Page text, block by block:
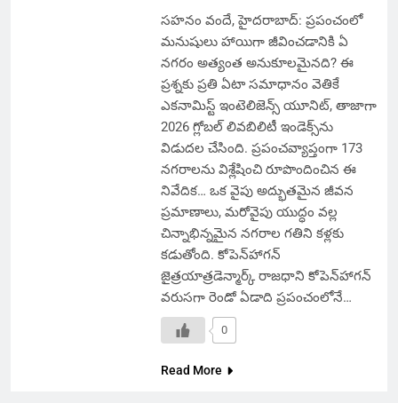
సహనం వందే, హైదరాబాద్: ప్రపంచంలో
మనుషులు హాయిగా జీవించడానికి ఏ
నగరం అత్యంత అనుకూలమైనది? ఈ
ప్రశ్నకు ప్రతి ఏటా సమాధానం వెతికే
ఎకనామిస్ట్ ఇంటెలిజెన్స్ యూనిట్, తాజాగా
2026 గ్లోబల్ లివబిలిటీ ఇండెక్స్‌ను
విడుదల చేసింది. ప్రపంచవ్యాప్తంగా 173
నగరాలను విశ్లేషించి రూపొందించిన ఈ
నివేదిక… ఒక వైపు అద్భుతమైన జీవన
ప్రమాణాలు, మరోవైపు యుద్ధం వల్ల
చిన్నాభిన్నమైన నగరాల గతిని కళ్లకు
కడుతోంది. కోపెన్‌హాగన్
జైత్రయాత్రడెన్మార్క్ రాజధాని కోపెన్‌హాగన్
వరుసగా రెండో ఏడాది ప్రపంచంలోనే…
0
Read More